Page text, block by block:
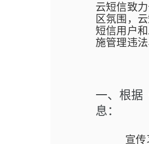
云短信致
区氛围，
短信用户
施管理违
一、根据
息：
宣